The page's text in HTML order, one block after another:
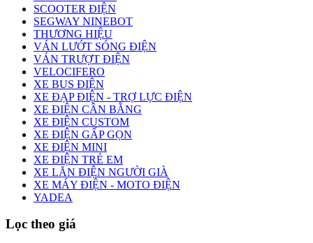
SCOOTER ĐIỆN
SEGWAY NINEBOT
THƯƠNG HIỆU
VÁN LƯỚT SÓNG ĐIỆN
VÁN TRƯỢT ĐIỆN
VELOCIFERO
XE BUS ĐIỆN
XE ĐẠP ĐIỆN - TRỢ LỰC ĐIỆN
XE ĐIỆN CÂN BẰNG
XE ĐIỆN CUSTOM
XE ĐIỆN GẤP GỌN
XE ĐIỆN MINI
XE ĐIỆN TRẺ EM
XE LĂN ĐIỆN NGƯỜI GIÀ
XE MÁY ĐIỆN - MOTO ĐIỆN
YADEA
Lọc theo giá